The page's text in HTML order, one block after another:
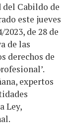
del Cabildo de
este jueves
de 28 de
de las
derechos de
expertos
Ley,